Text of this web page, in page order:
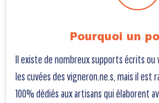
Pourquoi un
Il existe de nombreux supports écrits
les cuvées des vigneron.ne.s, mais il est
100% dédiés aux artisans qui élaborent